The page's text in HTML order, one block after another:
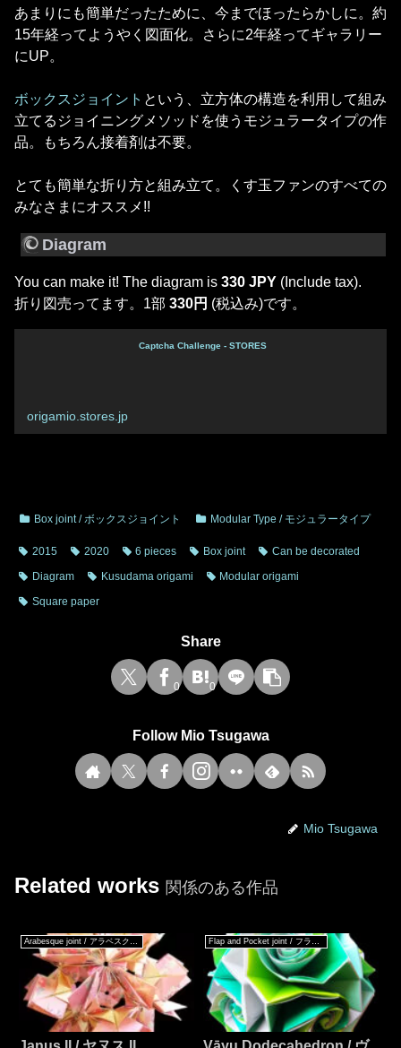
あまりにも簡単だったために、今までほったらかしに。約
15年経ってようやく図面化。さらに2年経ってギャラリー
にUP。
ボックスジョイント という、立方体の構造を利用して組み
立てるジョイニングメソッドを使うモジュラータイプの作
品。もちろん接着剤は不要。
とても簡単な折り方と組み立て。くす玉ファンのすべての
みなさまにオススメ!!
Diagram
You can make it! The diagram is 330 JPY (Include tax).
折り図売ってます。1部 330円 (税込み)です。
Captcha Challenge - STORES
origamio.stores.jp
Box joint / ボックスジョイント Modular Type / モジュラータイプ
2015 2020 6 pieces Box joint
Can be decorated
Diagram
Kusudama origami
Modular origami
Square paper
Share
0 0
Follow Mio Tsugawa
Mio Tsugawa
Related works 関係のある作品